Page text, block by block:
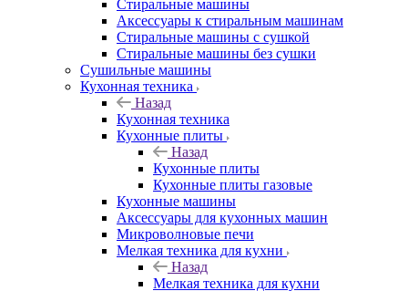
Стиральные машины
Аксессуары к стиральным машинам
Стиральные машины с сушкой
Стиральные машины без сушки
Сушильные машины
Кухонная техника
Назад
Кухонная техника
Кухонные плиты
Назад
Кухонные плиты
Кухонные плиты газовые
Кухонные машины
Аксессуары для кухонных машин
Микроволновые печи
Мелкая техника для кухни
Назад
Мелкая техника для кухни